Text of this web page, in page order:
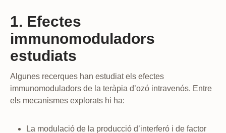
1. Efectes
immunomoduladors
estudiats
Algunes recerques han estudiat els efectes
immunomoduladors de la teràpia d’ozó intravenós. Entre
els mecanismes explorats hi ha:
La modulació de la producció d’interferó i de factor